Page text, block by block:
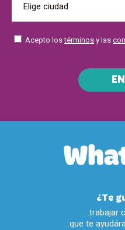
Acepto lostérminos y las
¿Te
…trabajar
…que te